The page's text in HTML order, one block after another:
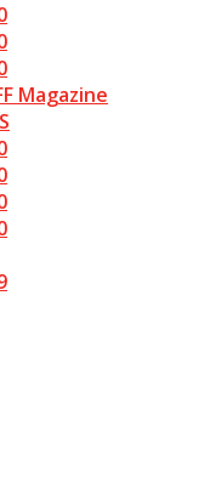
Magazine